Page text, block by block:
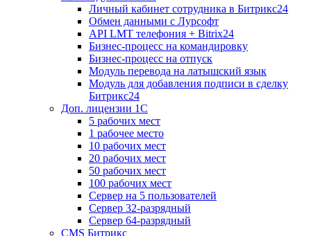
Личный кабинет сотрудника в Битрикс24
Обмен данными с Лурсофт
API LMT телефония + Bitrix24
Бизнес-процесс на командировку
Бизнес-процесс на отпуск
Модуль перевода на латышский язык
Модуль для добавления подписи в сделку
Битрикс24
Доп. лицензии 1С
5 рабочих мест
1 рабочее место
10 рабочих мест
20 рабочих мест
50 рабочих мест
100 рабочих мест
Сервер на 5 пользователей
Сервер 32-разрядный
Сервер 64-разрядный
CMS Битрикс